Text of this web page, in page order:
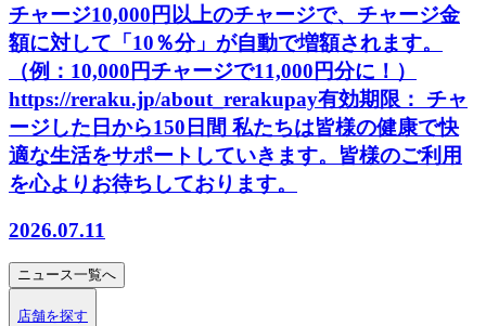
チャージ10,000円以上のチャージで、チャージ金
額に対して「10％分」が自動で増額されます。
（例：10,000円チャージで11,000円分に！）
https://reraku.jp/about_rerakupay有効期限： チャ
ージした日から150日間 私たちは皆様の健康で快
適な生活をサポートしていきます。皆様のご利用
を心よりお待ちしております。
2026.07.11
ニュース一覧へ
店舗を探す